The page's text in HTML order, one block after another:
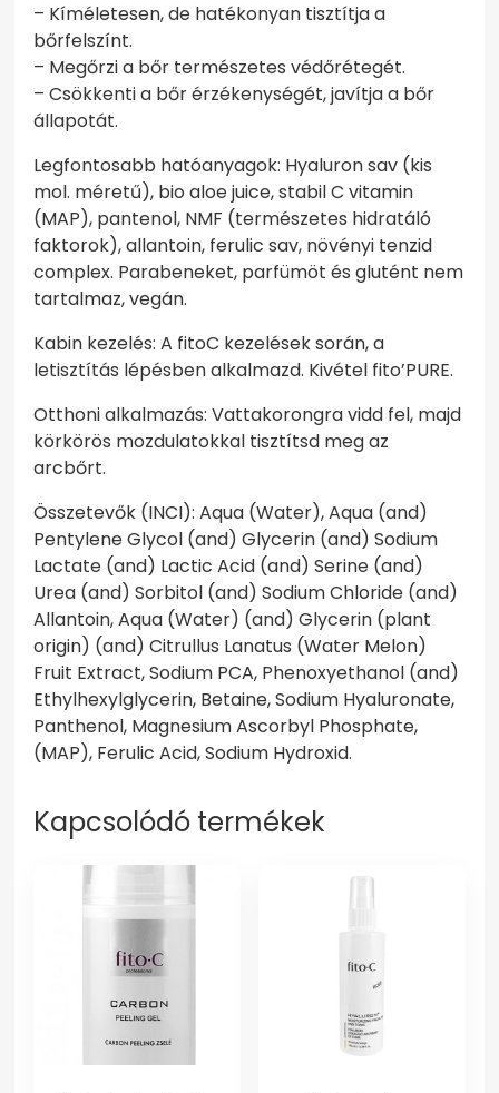
– Kíméletesen, de hatékonyan tisztítja a
bőrfelszínt.
– Megőrzi a bőr természetes védőrétegét.
– Csökkenti a bőr érzékenységét, javítja a bőr
állapotát.
Legfontosabb hatóanyagok: Hyaluron sav (kis
mol. méretű), bio aloe juice, stabil C vitamin
(MAP), pantenol, NMF (természetes hidratáló
faktorok), allantoin, ferulic sav, növényi tenzid
complex. Parabeneket, parfümöt és glutént nem
tartalmaz, vegán.
Kabin kezelés: A fitoC kezelések során, a
letisztítás lépésben alkalmazd. Kivétel fito’PURE.
Otthoni alkalmazás: Vattakorongra vidd fel, majd
körkörös mozdulatokkal tisztítsd meg az
arcbőrt.
Összetevők (INCI): Aqua (Water), Aqua (and)
Pentylene Glycol (and) Glycerin (and) Sodium
Lactate (and) Lactic Acid (and) Serine (and)
Urea (and) Sorbitol (and) Sodium Chloride (and)
Allantoin, Aqua (Water) (and) Glycerin (plant
origin) (and) Citrullus Lanatus (Water Melon)
Fruit Extract, Sodium PCA, Phenoxyethanol (and)
Ethylhexylglycerin, Betaine, Sodium Hyaluronate,
Panthenol, Magnesium Ascorbyl Phosphate,
(MAP), Ferulic Acid, Sodium Hydroxid.
Kapcsolódó termékek